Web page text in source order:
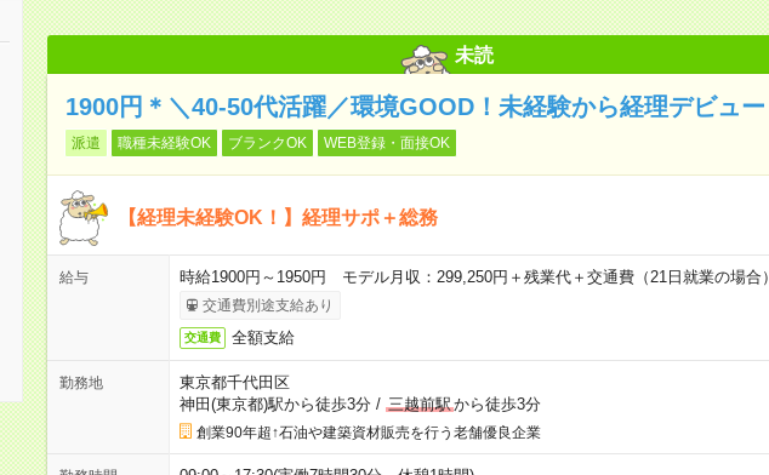
未読
1900円＊＼40-50代活躍／環境GOOD！未経験から経理デビュー
派遣 職種未経験OK ブランクOK WEB登録・面接OK
【経理未経験OK！】経理サポ＋総務
給与 時給1900円～1950円 モデル月収：299,250円＋残業代＋交通費（21日就業の場合）
交通費別途支給あり
交通費 全額支給
勤務地
東京都千代田区
神田(東京都)駅から徒歩3分/ 三越前駅から徒歩3分
創業90年超↑石油や建築資材販売を行う老舗優良企業